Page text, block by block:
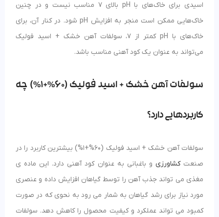
اسیدی برای خاک‌های با pH بالای 7 مناسب نیست و در چنین
خاک‌هایی ممکن است منجر به افزایش pH شود. در کنار آن، برای
خاک‌های با pH کمتر از 7، سولفات آهن خشک + اسید فولیک
می‌تواند به عنوان یک کود آهنی مناسب باشد.
سولفات آهن خشک + اسید فولیک (60%+1%) چه
کاربردهایی دارد؟
سولفات آهن خشک + اسید فولیک (60%+1%) بیشترین کاربرد را در
صنعتکشاورزی و باغبانی به عنوان کود آهنی دارد. این ماده ی
مغذی می تواند جذب آهن را توسط گیاهان افزایش داده و عنصری
مورد نیاز برای رشد گیاهان به شمار می رود به نحوی که در صورت
کمبود می تواند عملکرد و کیفیت محصول را کاهش دهد. سولفات